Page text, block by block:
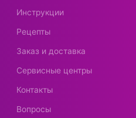
Инструкции
Рецепты
Заказ и доставка
Сервисные центры
Контакты
Вопросы